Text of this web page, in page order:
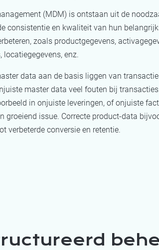
(MDM) is ontstaan uit de
consistentie en kwaliteit van hun
zoals productgegevens,
locatiegegevens, enz.
data aan de basis liggen van
master data veel fouten bij
in onjuiste leveringen, of onjuiste
groeiend issue. Correcte product-data
verbeterde conversie en retentie.